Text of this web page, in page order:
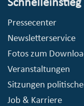
Pressecenter
Newsletterservice
Fotos zum
Veranstaltungen
Sitzungen
Job & Karriere